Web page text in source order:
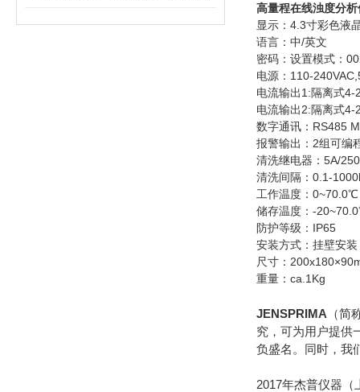
高量程在线浊度分析
显示：4.3寸彩色液
语言：中/英文
密码：设置模式：
电源：110-
电流输出1:隔离式
电流输出2:隔离式
数字通讯：RS485
报警输出：2组可编
清洗继电器：5A/
清洗间隔：0.1-
工作温度：0~70.0℃
储存温度：-
防护等级：IP65
安装方式：挂壁安装
尺寸：
重量：ca.1Kg
JENSPRIMA （简
究，可为用户提供
负盛名。同时，我
2017年杰普仪器